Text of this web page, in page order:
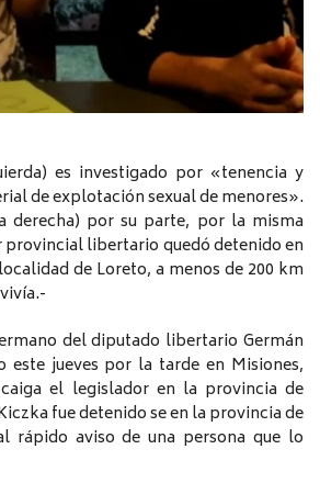
es investigado por «tenencia y
de explotación sexual de menores».
derecha) por su parte, por la misma
provincial libertario quedó detenido en
de Loreto, a menos de 200 km
del diputado libertario Germán
este jueves por la tarde en Misiones,
el legislador en la provincia de
fue detenido se en la provincia de
rápido aviso de una persona que lo